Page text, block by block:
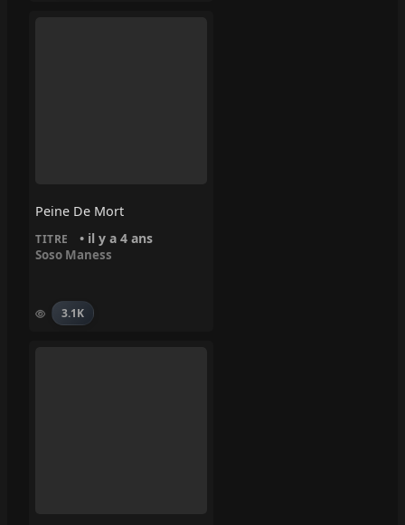
Peine De Mort
TITRE • il y a 4 ans
Soso Maness
3.1K